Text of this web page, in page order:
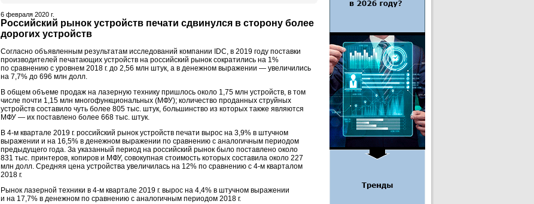
6 февраля 2020 г.
Российский рынок устройств печати сдвинулся в сторону более
дорогих устройств
Согласно объявленным результатам исследований компании IDC, в 2019 году поставки
производителей печатающих устройств на российский рынок сократились на 1%
по сравнению с уровнем 2018 г. до 2,56 млн штук, а в денежном выражении — увеличились
на 7,7% до 696 млн долл.
В общем объеме продаж на лазерную технику пришлось около 1,75 млн устройств, в том
числе почти 1,15 млн многофункциональных (МФУ); количество проданных струйных
устройств составило чуть более 805 тыс. штук, большинство из которых также являются
МФУ — их поставлено более 668 тыс. штук.
В 4-м квартале 2019 г. российский рынок устройств печати вырос на 3,9% в штучном
выражении и на 16,5% в денежном выражении по сравнению с аналогичным периодом
предыдущего года. За указанный период на российский рынок было поставлено около
831 тыс. принтеров, копиров и МФУ, совокупная стоимость которых составила около 227
млн долл. Средняя цена устройства увеличилась на 12% по сравнению с 4-м кварталом
2018 г.
Рынок лазерной техники в 4-м квартале 2019 г. вырос на 4,4% в штучном выражении
и на 17,7% в денежном по сравнению с аналогичным периодом 2018 г.